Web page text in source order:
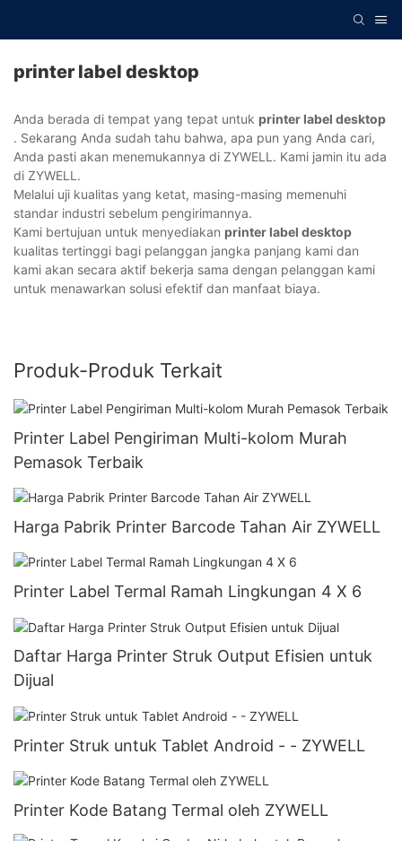
printer label desktop
Anda berada di tempat yang tepat untuk printer label desktop
. Sekarang Anda sudah tahu bahwa, apa pun yang Anda cari,
Anda pasti akan menemukannya di ZYWELL. Kami jamin itu ada
di ZYWELL.
Melalui uji kualitas yang ketat, masing-masing memenuhi
standar industri sebelum pengirimannya.
Kami bertujuan untuk menyediakan printer label desktop
kualitas tertinggi bagi pelanggan jangka panjang kami dan
kami akan secara aktif bekerja sama dengan pelanggan kami
untuk menawarkan solusi efektif dan manfaat biaya.
Produk-Produk Terkait
Printer Label Pengiriman Multi-kolom Murah
Pemasok Terbaik
Harga Pabrik Printer Barcode Tahan Air ZYWELL
Printer Label Termal Ramah Lingkungan 4 X 6
Daftar Harga Printer Struk Output Efisien untuk
Dijual
Printer Struk untuk Tablet Android - - ZYWELL
Printer Kode Batang Termal oleh ZYWELL